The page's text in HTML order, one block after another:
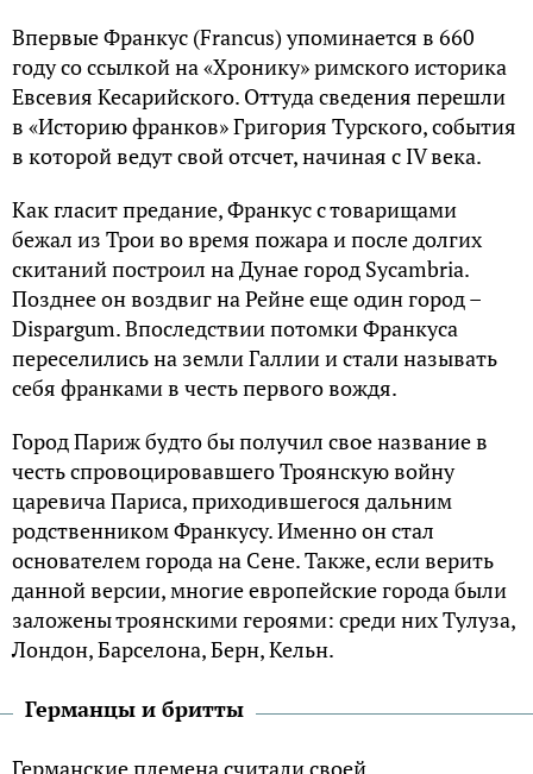
Впервые Франкус (Francus) упоминается в 660
году со ссылкой на «Хронику» римского историка
Евсевия Кесарийского. Оттуда сведения перешли
в «Историю франков» Григория Турского, события
в которой ведут свой отсчет, начиная с IV века.
Как гласит предание, Франкус с товарищами
бежал из Трои во время пожара и после долгих
скитаний построил на Дунае город Sycambria.
Позднее он воздвиг на Рейне еще один город –
Dispargum. Впоследствии потомки Франкуса
переселились на земли Галлии и стали называть
себя франками в честь первого вождя.
Город Париж будто бы получил свое название в
честь спровоцировавшего Троянскую войну
царевича Париса, приходившегося дальним
родственником Франкусу. Именно он стал
основателем города на Сене. Также, если верить
данной версии, многие европейские города были
заложены троянскими героями: среди них Тулуза,
Лондон, Барселона, Берн, Кельн.
Германцы и бритты
Германские племена считали своей